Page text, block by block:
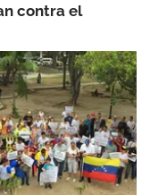
contra el